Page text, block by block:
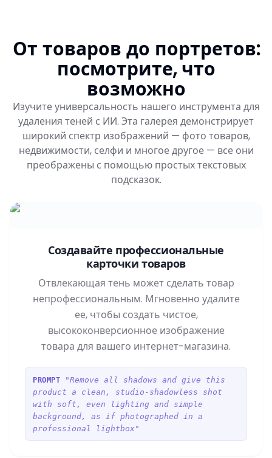
От товаров до портретов:
посмотрите, что
возможно
Изучите универсальность нашего инструмента для
удаления теней с ИИ. Эта галерея демонстрирует
широкий спектр изображений — фото товаров,
недвижимости, селфи и многое другое — все они
преображены с помощью простых текстовых
подсказок.
Создавайте профессиональные
карточки товаров
Отвлекающая тень может сделать товар
непрофессиональным. Мгновенно удалите
ее, чтобы создать чистое,
высококонверсионное изображение
товара для вашего интернет-магазина.
PROMPT
"Remove all shadows and give this
product a clean, studio-shadowless shot
with soft, even lighting and simple
background, as if photographed in a
professional lightbox"